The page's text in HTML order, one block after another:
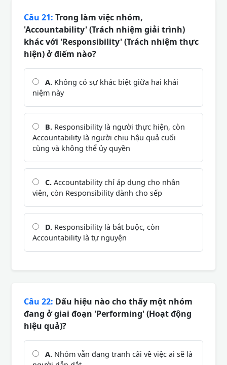
Câu 21: Trong làm việc nhóm,
'Accountability' (Trách nhiệm giải trình)
khác với 'Responsibility' (Trách nhiệm thực
hiện) ở điểm nào?
A. Không có sự khác biệt giữa hai khái
niệm này
B. Responsibility là người thực hiện, còn
Accountability là người chịu hậu quả cuối
cùng và không thể ủy quyền
C. Accountability chỉ áp dụng cho nhân
viên, còn Responsibility dành cho sếp
D. Responsibility là bắt buộc, còn
Accountability là tự nguyện
Câu 22: Dấu hiệu nào cho thấy một nhóm
đang ở giai đoạn 'Performing' (Hoạt động
hiệu quả)?
A. Nhóm vẫn đang tranh cãi về việc ai sẽ là